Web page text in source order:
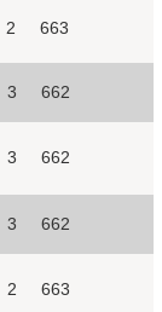
2 663
3 662
3 662
3 662
2 663